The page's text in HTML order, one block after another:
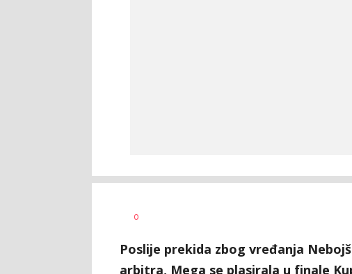
AUTOR
0
Poslije prekida zbog vređanja
arbitra, Mega se plasirala u finale